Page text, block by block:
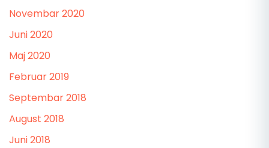
Novembar 2020
Juni 2020
Maj 2020
Februar 2019
Septembar 2018
August 2018
Juni 2018